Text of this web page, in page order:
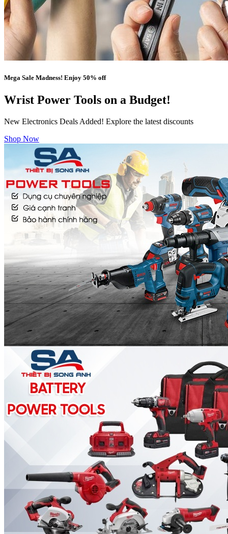
Mega Sale Madness! Enjoy 50% off
Wrist Power Tools on a Budget!
New Electronics Deals Added! Explore the latest discounts
Shop Now